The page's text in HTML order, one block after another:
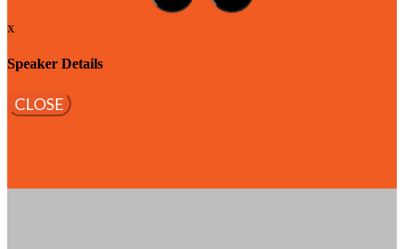
x
Speaker Details
CLOSE